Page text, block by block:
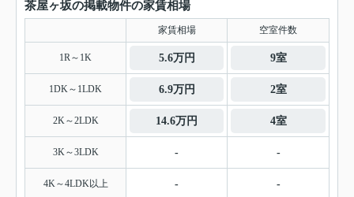
茶屋ヶ坂の掲載物件の家賃相場
家賃相場 空室件数
1R～1K 5.6万円 9室
1DK～1LDK 6.9万円 2室
2K～2LDK 14.6万円 4室
3K～3LDK - -
4K～4LDK以上 - -